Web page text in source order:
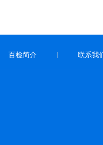
百检简介 联系我